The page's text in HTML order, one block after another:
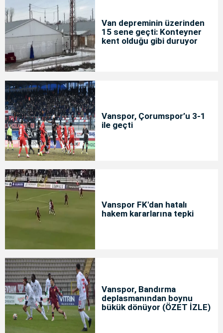
Van depreminin üzerinden
15 sene geçti: Konteyner
kent olduğu gibi duruyor
Vanspor, Çorumspor’u 3-1
ile geçti
Vanspor FK'dan hatalı
hakem kararlarına tepki
Vanspor, Bandırma
deplasmanından boynu
bükük dönüyor (ÖZET İZLE)